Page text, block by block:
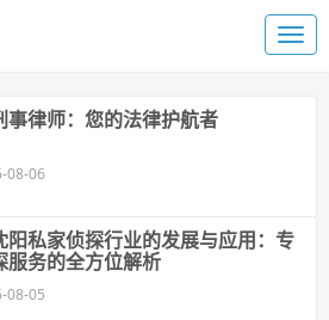
事律师：您的法律护航者
08-06
阳私家侦探行业的发展与应用：专
服务的全方位解析
08-05